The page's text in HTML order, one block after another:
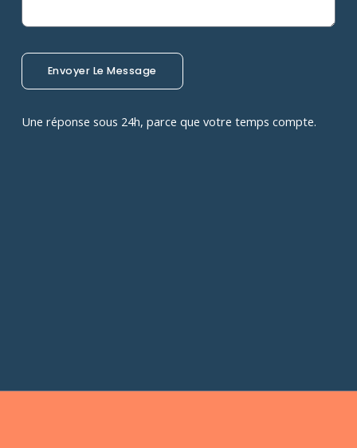
Envoyer Le Message
Une réponse sous 24h, parce que votre temps compte.